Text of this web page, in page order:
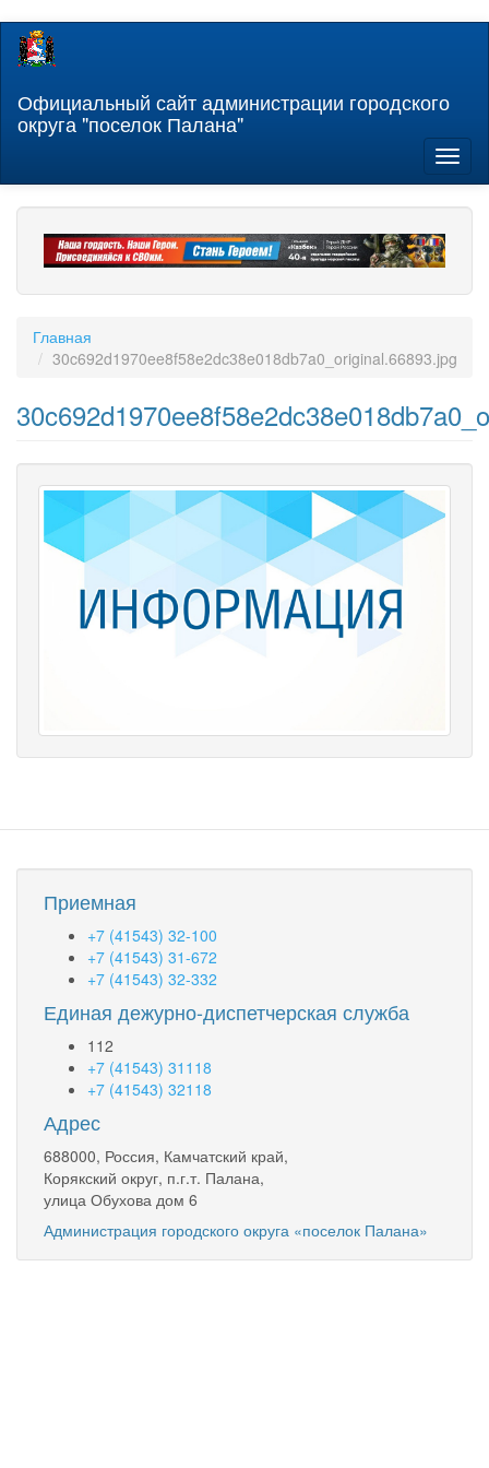
Перейти
содержанию
Официальный сайт администрации городского
округа "поселок Палана"
Главная
30c692d1970ee8f58e2dc38e018db7a0_original.66893.jpg
Приемная
+7 (41543) 32-100
+7 (41543) 31-672
+7 (41543) 32-332
Единая дежурно-диспетчерская служба
112
+7 (41543) 31118
+7 (41543) 32118
Адрес
688000, Россия, Камчатский край,
Корякский округ, п.г.т. Палана,
улица Обухова дом 6
Администрация городского округа «поселок Палана»